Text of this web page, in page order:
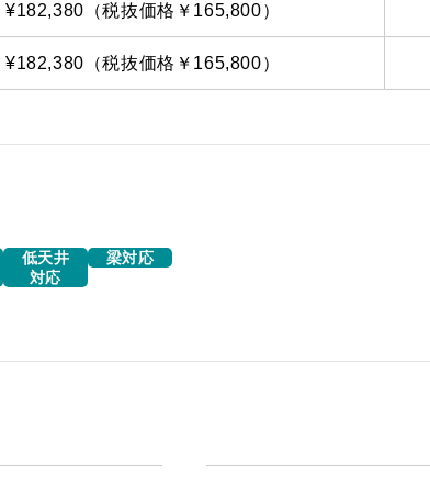
¥182,380（税抜価格￥165,800）
¥182,380（税抜価格￥165,800）
低天井
対応
梁対応